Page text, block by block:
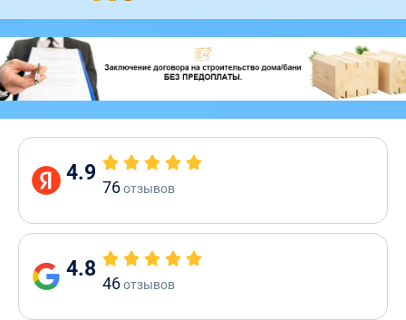
4.9
76отзывов
4.8
46отзывов